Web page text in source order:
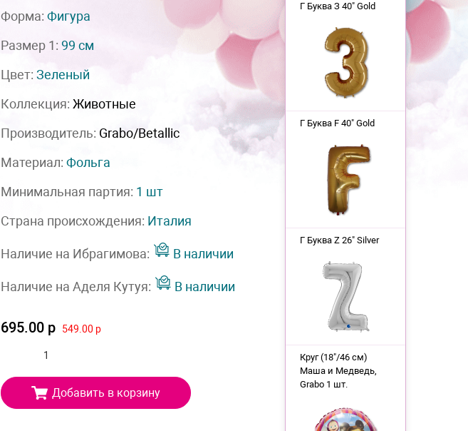
Форма: Фигура
Размер 1: 99 см
Цвет: Зеленый
Коллекция: Животные
Производитель: Grabo/Betallic
Материал: Фольга
Минимальная партия: 1 шт
Страна происхождения: Италия
Наличие на Ибрагимова: В наличии
Наличие на Аделя Кутуя: В наличии
695.00 р 549.00 р
Добавить в корзину
Г Буква З 40" Gold
Г Буква F 40" Gold
Г Буква Z 26" Silver
Круг (18"/46 см)
Маша и Медведь,
Grabo 1 шт.